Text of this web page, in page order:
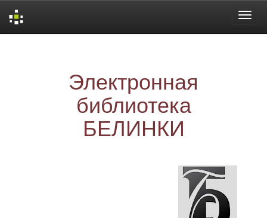
Электронная
библиотека
БЕЛИНКИ